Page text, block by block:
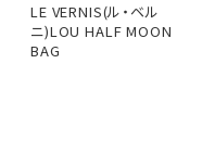
LE VERNIS(ル・ベル
ニ)LOU HALF MOON
BAG